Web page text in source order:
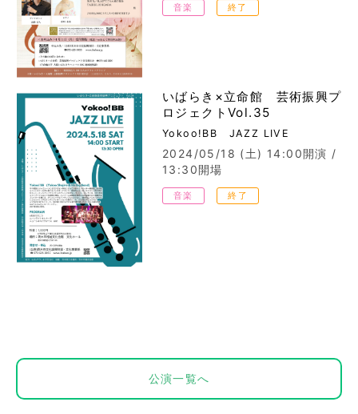
音楽 終了
いばらき×立命館 芸術振興プ
ロジェクトVol.35
Yokoo!BB JAZZ LIVE
2024/05/18 (土) 14:00開演 /
13:30開場
音楽 終了
公演一覧へ